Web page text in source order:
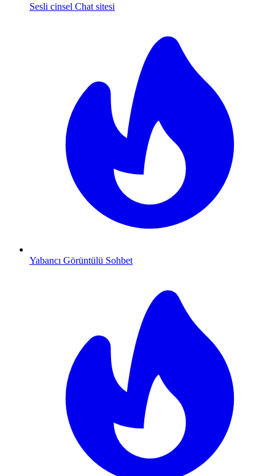
Sesli cinsel Chat sitesi
Yabancı Görüntülü Sohbet